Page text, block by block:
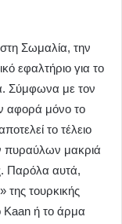
Σωμαλία, την
εφαλτήριο για το
Σύμφωνα με τον
αφορά μόνο το
το τέλειο
πυραύλων μακριά
Παρόλα αυτά,
της τουρκικής
Kaan ή το άρμα